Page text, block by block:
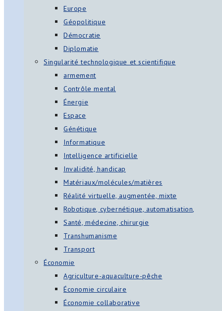
Europe
Géopolitique
Démocratie
Diplomatie
Singularité technologique et scientifique
armement
Contrôle mental
Énergie
Espace
Génétique
Informatique
Intelligence artificielle
Invalidité, handicap
Matériaux/molécules/matières
Réalité virtuelle, augmentée, mixte
Robotique, cybernétique, automatisation,
Santé, médecine, chirurgie
Transhumanisme
Transport
Économie
Agriculture-aquaculture-pêche
Économie circulaire
Économie collaborative